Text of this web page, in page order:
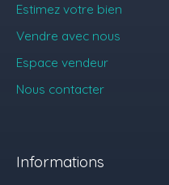
Estimez votre bien
Vendre avec nous
Espace vendeur
Nous contacter
Informations